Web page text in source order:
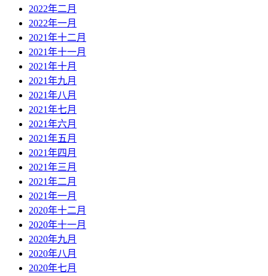
2022年二月
2022年一月
2021年十二月
2021年十一月
2021年十月
2021年九月
2021年八月
2021年七月
2021年六月
2021年五月
2021年四月
2021年三月
2021年二月
2021年一月
2020年十二月
2020年十一月
2020年九月
2020年八月
2020年七月